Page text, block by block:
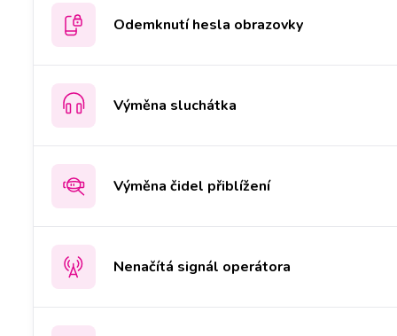
Odemknutí hesla obrazovky
Výměna sluchátka
Výměna čidel přiblížení
Nenačítá signál operátora